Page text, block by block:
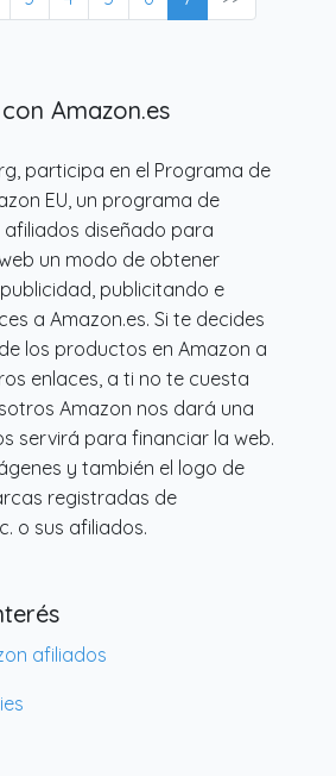
Amazon.es
participa en el Programa de
EU, un programa de
diseñado para
un modo de obtener
publicitando e
a Amazon.es. Si te decides
los productos en Amazon a
enlaces, a ti no te cuesta
Amazon nos dará una
servirá para financiar la web.
y también el logo de
registradas de
o sus afiliados.
afiliados